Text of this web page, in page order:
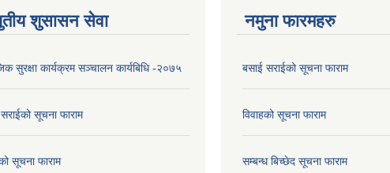
शुसासन सेवा
सुरक्षा कार्यक्रम सञ्चालन कार्यबिधि -२०७५
सूचना फाराम
सूचना फाराम
नमुना फारमहरु
बसाई सराईको सूचना फाराम
विवाहको सूचना फाराम
सम्बन्ध बिच्छेद सूचना फाराम